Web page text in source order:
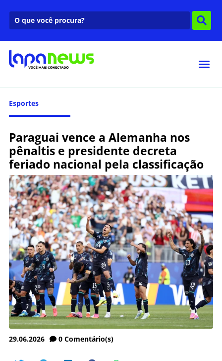
Esportes
Paraguai vence a Alemanha nos
pênaltis e presidente decreta
feriado nacional pela classificação
29.06.2026 0 Comentário(s)